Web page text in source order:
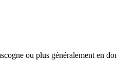
ou plus généralement en